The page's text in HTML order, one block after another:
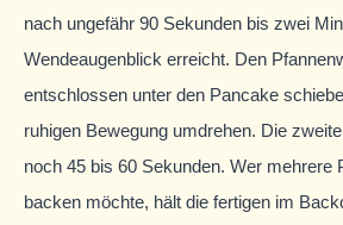
nach ungefähr 90 Sekunden bis zwei
Wendeaugenblick erreicht. Den
entschlossen unter den Pancake
ruhigen Bewegung umdrehen. Die
noch 45 bis 60 Sekunden. Wer mehrere
backen möchte, hält die fertigen im